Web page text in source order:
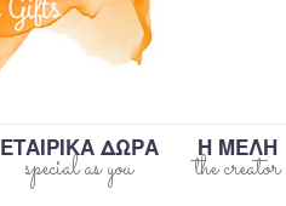
ΕΤΑΙΡΙΚΑ ΔΩΡΑ Η ΜΕΛΗ